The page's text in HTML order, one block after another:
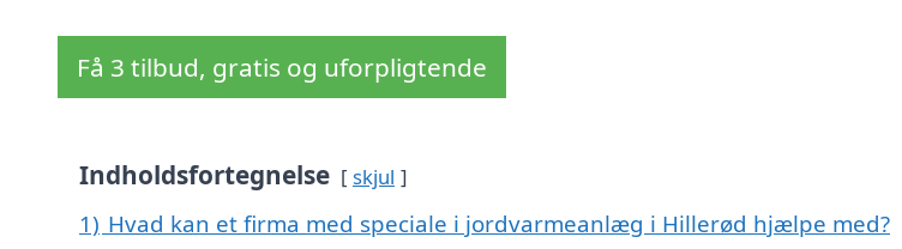
Få 3 tilbud, gratis og uforpligtende
Indholdsfortegnelse skjul
1) Hvad kan et firma med speciale i jordvarmeanlæg i Hillerød hjælpe med?